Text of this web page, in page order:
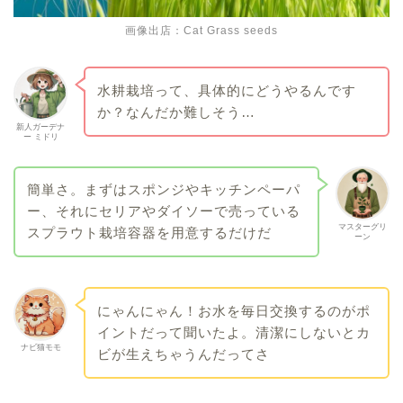
画像出店：Cat Grass seeds
新人ガーデナ
ー ミドリ
水耕栽培って、具体的にどうやるんです
か？なんだか難しそう…
マスターグリ
ーン
簡単さ。まずはスポンジやキッチンペーパ
ー、それにセリアやダイソーで売っている
スプラウト栽培容器を用意するだけだ
ナビ猫モモ
にゃんにゃん！お水を毎日交換するのがポ
イントだって聞いたよ。清潔にしないとカ
ビが生えちゃうんだってさ